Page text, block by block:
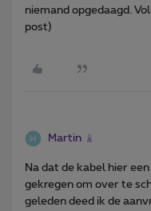
niemand opgedaagd.
post)
Martin
Na dat de kabel hier
gekregen om over te
geleden deed ik de